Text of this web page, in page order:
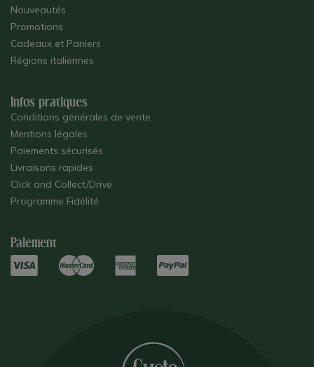
Nouveautés
Promotions
Cadeaux et Paniers
Régions italiennes
Infos pratiques
Conditions générales de vente
Mentions légales
Paiements sécurisés
Livraisons rapides
Click and Collect/Drive
Programme Fidélité
Paiement